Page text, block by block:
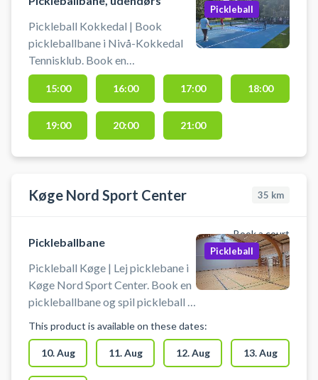
Pickleball Kokkedal | Book
pickleballbane i Nivå-Kokkedal
Tennisklub. Book en
pickleballbane og spil pickleball i
Kokkedal på de 3 nyanlagt
udendørs pickleballbaner
beliggende ved tennisklubben
Pickleball
15:00 16:00 17:00 18:00
19:00 20:00 21:00
Køge Nord Sport Center 35 km
Book a court
Pickleballbane
Pickleball Køge | Lej picklebane i
Køge Nord Sport Center. Book en
pickleballbane og spil pickleball i
hallerne ved Køge Nord
Sportcenter.
Pickleball
This product is available on these dates:
10. Aug 11. Aug 12. Aug 13. Aug